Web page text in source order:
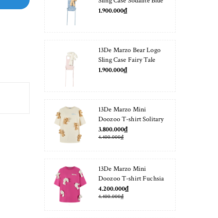
1.900.000₫
13De Marzo Bear Logo
Sling Case Fairy Tale
1.900.000₫
13De Marzo Mini
Doozoo T-shirt Solitary
Star
3.800.000₫
4.400.000₫
13De Marzo Mini
Doozoo T-shirt Fuchsia
Fedora
4.200.000₫
4.400.000₫